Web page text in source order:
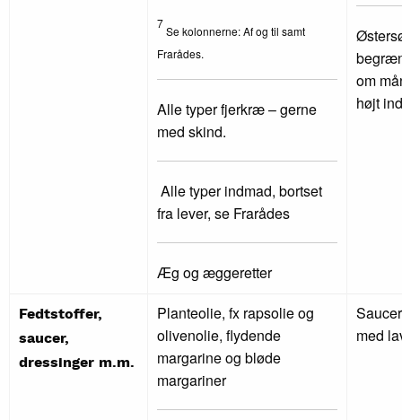
7
Se kolonnerne: Af og til samt
Frarådes.
Alle typer fjerkræ – gerne
med skind.
Alle typer indmad, bortset
fra lever, se Frarådes
Æg og æggeretter
om
højt
Fedtstoffer,
saucer,
dressinger m.m.
Planteolie, fx rapsolie og
olivenolie, flydende
margarine og bløde
margariner
med